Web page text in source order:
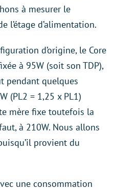
à mesurer le
l’étage d’alimentation.
d’origine, le Core
à 95W (soit son TDP),
pendant quelques
(PL2 = 1,25 x PL1)
mère fixe toutefois la
à 210W. Nous allons
provient du
une consommation